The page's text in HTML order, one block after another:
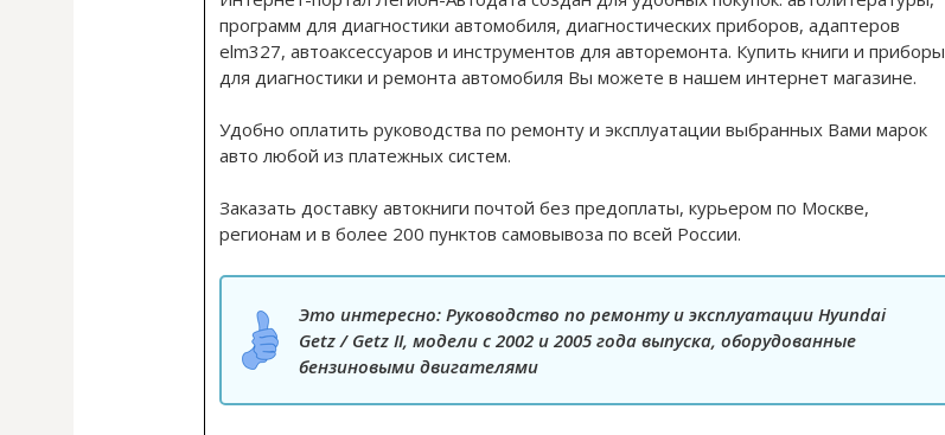
программ для диагностики автомобиля, диагностических приборов, адаптеров
elm327, автоаксессуаров и инструментов для авторемонта. Купить книги и приборы
для диагностики и ремонта автомобиля Вы можете в нашем интернет магазине.
Удобно оплатить руководства по ремонту и эксплуатации выбранных Вами марок
авто любой из платежных систем.
Заказать доставку автокниги почтой без предоплаты, курьером по Москве,
регионам и в более 200 пунктов самовывоза по всей России.
Это интересно: Руководство по ремонту и эксплуатации Hyundai
Getz / Getz II, модели с 2002 и 2005 года выпуска, оборудованные
бензиновыми двигателями